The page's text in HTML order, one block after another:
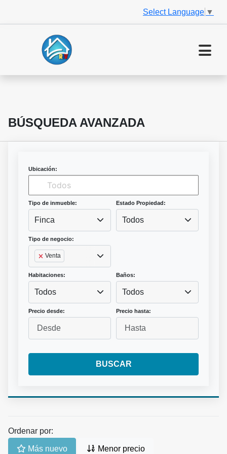
Select Language ▼
BÚSQUEDA AVANZADA
Ubicación:
Tipo de inmueble:
Finca
Estado Propiedad:
Todos
Tipo de negocio:
Venta
Habitaciones:
Todos
Baños:
Todos
Precio desde: Precio hasta:
BUSCAR
Ordenar por:
Más nuevo Menor precio